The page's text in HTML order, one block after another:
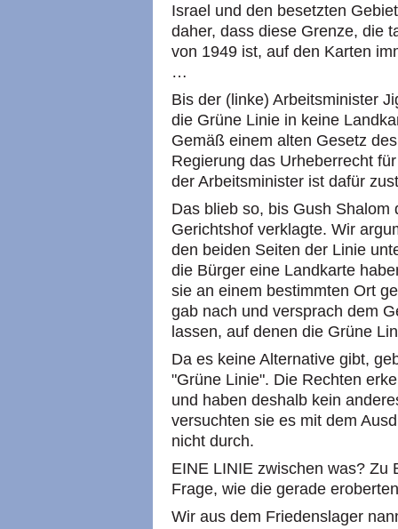
Israel und den besetzten
daher, dass diese Grenze, die
von 1949 ist, auf den Karten
…
Bis der (linke) Arbeitsminister
die Grüne Linie in keine
Gemäß einem alten Gesetz
Regierung das Urheberrecht
der Arbeitsminister ist dafür
Das blieb so, bis Gush
Gerichtshof verklagte. Wir
den beiden Seiten der Linie
die Bürger eine Landkarte
sie an einem bestimmten Ort
gab nach und versprach dem
lassen, auf denen die Grüne
Da es keine Alternative gibt,
"Grüne Linie". Die Rechten
und haben deshalb kein
versuchten sie es mit dem
nicht durch.
EINE LINIE zwischen was? Zu
Frage, wie die gerade
Wir aus dem Friedenslager